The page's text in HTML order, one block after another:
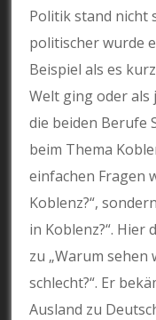
Politik stand nicht
politischer wurde
Beispiel als es
Welt ging oder
die beiden Berufe
beim Thema
einfachen Fragen
Koblenz?“,
in Koblenz?“. Hier
zu „Warum sehen
schlecht?“. Er
Ausland zu